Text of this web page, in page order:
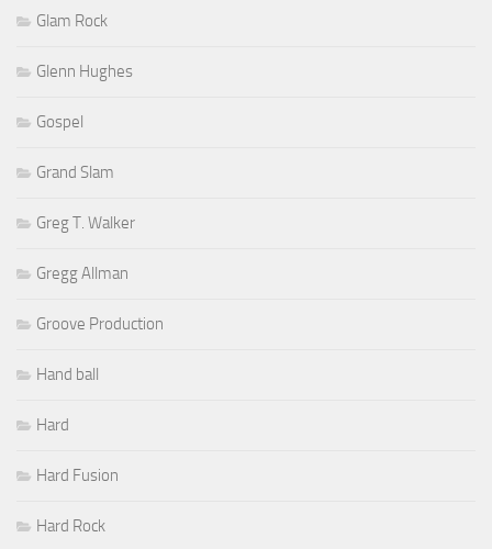
Glam Rock
Glenn Hughes
Gospel
Grand Slam
Greg T. Walker
Gregg Allman
Groove Production
Hand ball
Hard
Hard Fusion
Hard Rock